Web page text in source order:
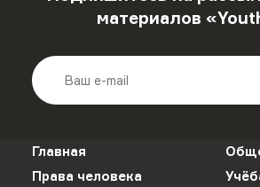
материалов
Главная
Права человека